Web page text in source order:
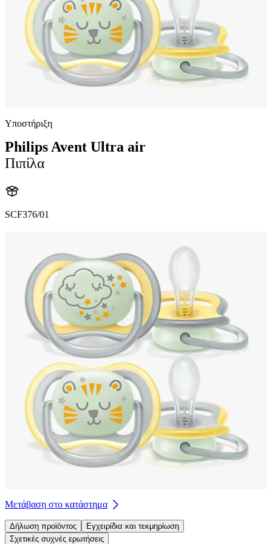
Υποστήριξη
Philips Avent Ultra air
Πιπίλα
SCF376/01
Μετάβαση στο κατάστημα
Δήλωση προϊόντος
Εγχειρίδια και τεκμηρίωση
Σχετικές συχνές ερωτήσεις